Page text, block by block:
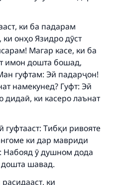
ки ба падарам
ки онҳо Язидро дӯст
Магар касе, ки ба
имон дошта бошад,
гуфтам: Эй падарҷон!
намекунед? Гуфт: Эй
дидаӣ, ки касеро лаънат
Тибқи ривояте
ки дар мавриди
Набояд ӯ душном дода
дошта шавад.
ки